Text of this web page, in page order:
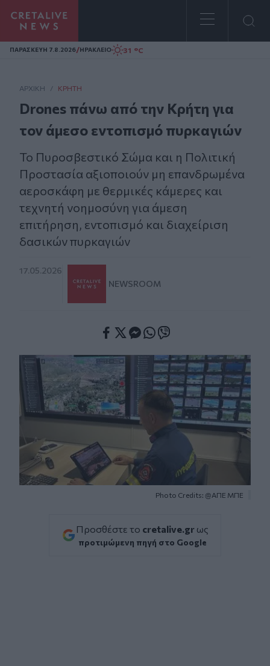
Homepage
ΠΑΡΑΣΚΕΥΗ 7.8.2026/ΗΡΑΚΛΕΙΟ 31 °C
ΑΡΧΙΚΗ / ΚΡΉΤΗ
Drones πάνω από την Κρήτη για
τον άμεσο εντοπισμό πυρκαγιών
Το Πυροσβεστικό Σώμα και η Πολιτική
Προστασία αξιοποιούν μη επανδρωμένα
αεροσκάφη με θερμικές κάμερες και
τεχνητή νοημοσύνη για άμεση
επιτήρηση, εντοπισμό και διαχείριση
δασικών πυρκαγιών
17.05.2026
NEWSROOM
Photo Credits: @ΑΠΕ ΜΠΕ
Προσθέστε το cretalive.gr ως
προτιμώμενη πηγή στο Google